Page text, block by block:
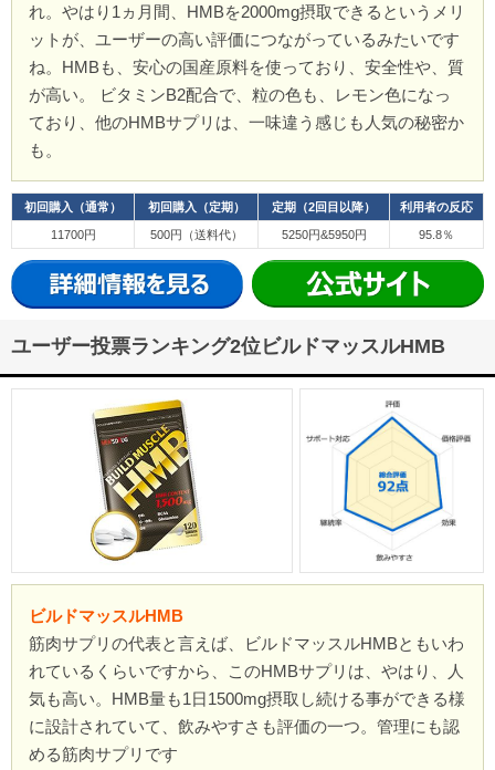
れ。やはり1ヵ月間、HMBを2000mg摂取できるというメリ
ットが、ユーザーの高い評価につながっているみたいです
ね。HMBも、安心の国産原料を使っており、安全性や、質
が高い。 ビタミンB2配合で、粒の色も、レモン色になっ
ており、他のHMBサプリは、一味違う感じも人気の秘密か
も。
初回購入（通常） 初回購入（定期） 定期（2回目以降） 利用者の反応
11700円 500円（送料代） 5250円&5950円 95.8％
ユーザー投票ランキング2位ビルドマッスルHMB
ビルドマッスルHMB
筋肉サプリの代表と言えば、ビルドマッスルHMBともいわ
れているくらいですから、このHMBサプリは、やはり、人
気も高い。HMB量も1日1500mg摂取し続ける事ができる様
に設計されていて、飲みやすさも評価の一つ。管理にも認
める筋肉サプリです